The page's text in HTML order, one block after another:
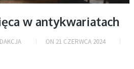
w antykwariatach
ON 21 CZERWCA 2024